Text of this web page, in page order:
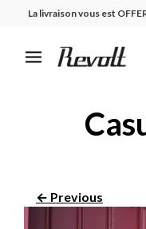
La livraison vous est
← Previous